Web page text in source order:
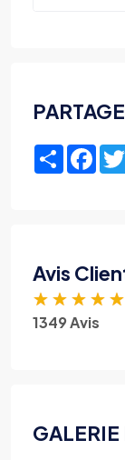
Share
Avis
★ ★ ★ ★ ★
1349 Avis